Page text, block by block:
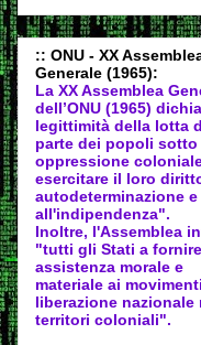
:: ONU - XX
Generale (1965):
La XX Assemblea
dell’ONU (1965)
legittimità della lotta
parte dei popoli sotto
oppressione
esercitare il loro
autodeterminazione e
all'indipendenza".
Inoltre, l'Assemblea
"tutti gli Stati a fornire
assistenza morale e
materiale ai
liberazione nazionale
territori coloniali".